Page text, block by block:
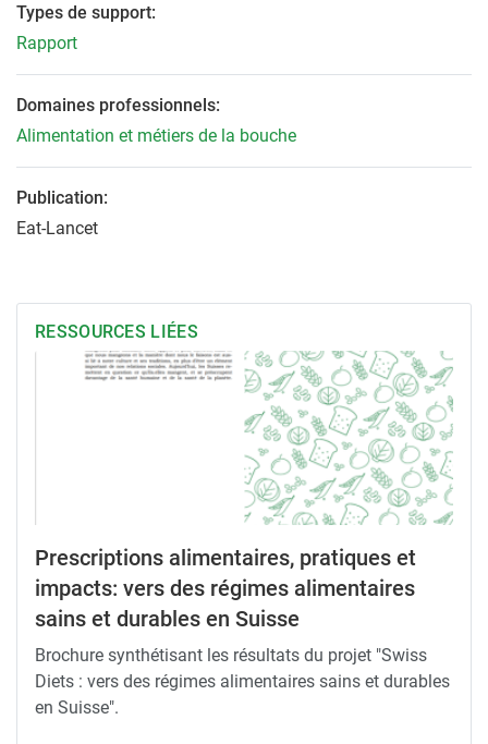
Types de support:
Rapport
Domaines professionnels:
Alimentation et métiers de la bouche
Publication:
Eat-Lancet
RESSOURCES LIÉES
Prescriptions alimentaires, pratiques et
impacts: vers des régimes alimentaires
sains et durables en Suisse
Brochure synthétisant les résultats du projet "Swiss
Diets : vers des régimes alimentaires sains et durables
en Suisse".